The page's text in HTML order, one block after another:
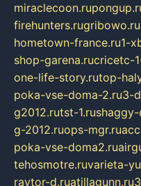
miraclecoon.ru
firehunters.rugribowo.ru
hometown-france.ru1-
shop-garena.rucricetc-
one-life-story.rutop-
poka-vse-doma-2.ru3-
g2012.rutst-1.ru
g-2012.ruops-mgr.ru
poka-vse-doma2.ru
tehosmotre.ruvarieta-
raytor-d.ruatillagunn.ru